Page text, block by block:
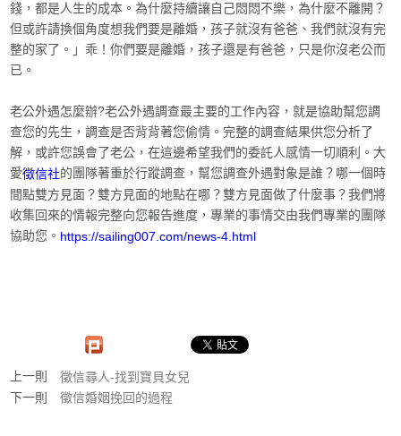
錢，都是人生的成本。為什麼持續讓自己悶悶不樂，為什麼不離開？
但或許請換個角度想我們要是離婚，孩子就沒有爸爸、我們就沒有完
整的家了。」乖！你們要是離婚，孩子還是有爸爸，只是你沒老公而
已。
老公外遇怎麼辦?老公外遇調查最主要的工作內容，就是協助幫您調
查您的先生，調查是否背背著您偷情。完整的調查結果供您分析了
解，或許您誤會了老公，在這邊希望我們的委託人感情一切順利。大
愛徵信社的團隊著重於行蹤調查，幫您調查外遇對象是誰？哪一個時
間點雙方見面？雙方見面的地點在哪？雙方見面做了什麼事？我們將
收集回來的情報完整向您報告進度，專業的事情交由我們專業的團隊
協助您。 https://sailing007.com/news-4.html
上一則
徵信尋人-找到寶貝女兒
下一則
徵信婚姻挽回的過程